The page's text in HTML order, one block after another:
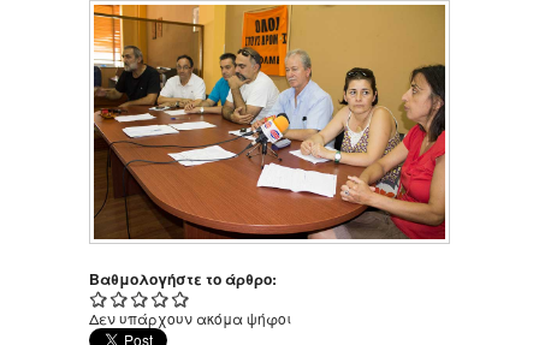
Βαθμολογήστε το άρθρο:
Δεν υπάρχουν ακόμα ψήφοι